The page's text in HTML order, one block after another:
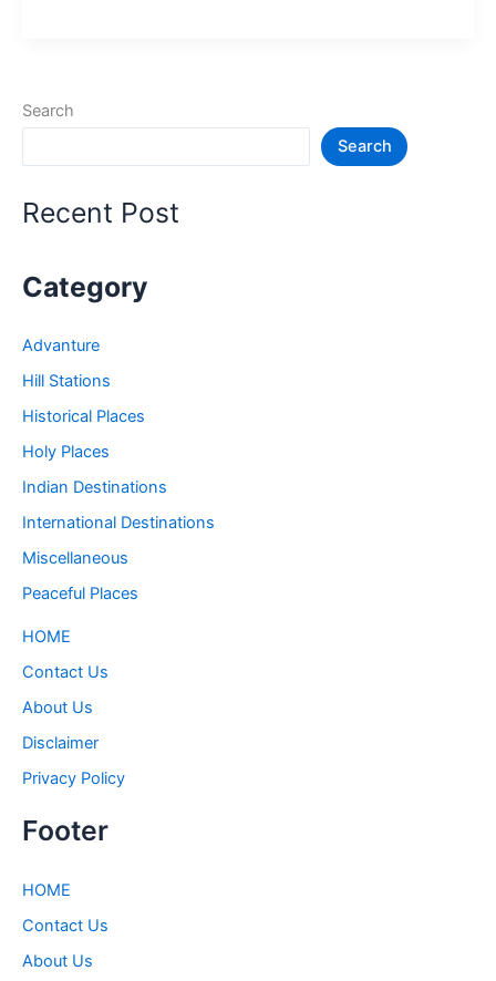
जगह
Places
Search
Search
Recent Post
Category
Advanture
Hill Stations
Historical Places
Holy Places
Indian Destinations
International Destinations
Miscellaneous
Peaceful Places
HOME
Contact Us
About Us
Disclaimer
Privacy Policy
Footer
HOME
Contact Us
About Us